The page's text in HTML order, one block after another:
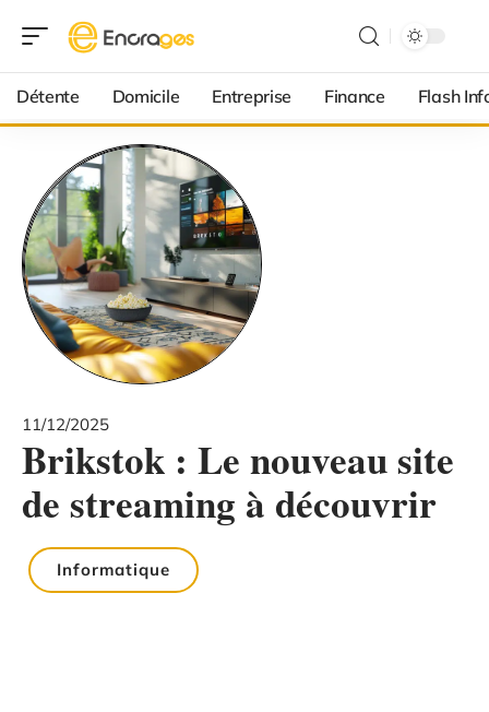
Détente Domicile Entreprise Finance Flash
11/12/2025
Brikstok : Le nouveau site
de streaming à découvrir
Informatique